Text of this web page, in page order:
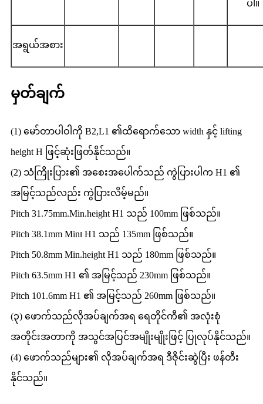
ပါ။
အရွယ်အစား
မှတ်ချက်
(1) မော်တာပါဝါကို B2,L1 ၏ထိရောက်သော width နှင့် lifting
height H ဖြင့်ဆုံးဖြတ်နိုင်သည်။
(2) သံကြိုးပြား၏ အစေးအပေါက်သည် ကွဲပြားပါက H1 ၏
အမြင့်သည်လည်း ကွဲပြားလိမ့်မည်။
Pitch 31.75mm.Min.height H1 သည် 100mm ဖြစ်သည်။
Pitch 38.1mm Min၊ H1 သည် 135mm ဖြစ်သည်။
Pitch 50.8mm Min.height H1 သည် 180mm ဖြစ်သည်။
Pitch 63.5mm H1 ၏ အမြင့်သည် 230mm ဖြစ်သည်။
Pitch 101.6mm H1 ၏ အမြင့်သည် 260mm ဖြစ်သည်။
(၃) ဖောက်သည်လိုအပ်ချက်အရ ရေတိုင်ကီ၏ အလုံးစုံ
အတိုင်းအတာကို အသွင်အပြင်အမျိုးမျိုးဖြင့် ပြုလုပ်နိုင်သည်။
(4) ဖောက်သည်များ၏ လိုအပ်ချက်အရ ဒီဇိုင်းဆွဲပြီး ဖန်တီး
နိုင်သည်။